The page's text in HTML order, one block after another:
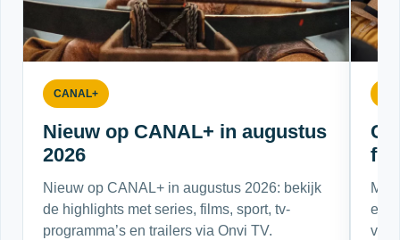
CANAL+
Nieuw op CANAL+ in augustus
2026
Nieuw op CANAL+ in augustus 2026: bekijk
de highlights met series, films, sport, tv-
programma’s en trailers via Onvi TV.
Met
en